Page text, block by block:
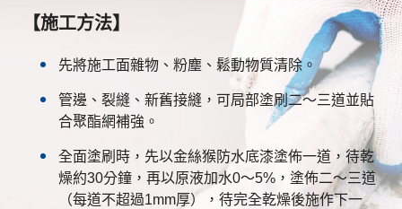
【施工方法】
先將施工面雜物、粉塵、鬆動物質清除。
管邊、裂縫、新舊接縫，可局部塗刷二～三道並貼
合聚酯網補強。
全面塗刷時，先以金絲猴防水底漆塗佈一道，待乾
燥約30分鐘，再以原液加水0～5%，塗佈二～三道
（每道不超過1mm厚），待完全乾燥後施作下一